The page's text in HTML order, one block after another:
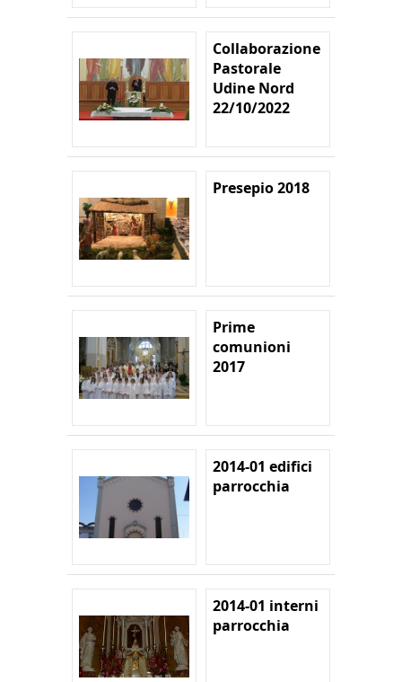
Collaborazione
Pastorale
Udine Nord
22/10/2022
Presepio 2018
Prime
comunioni
2017
2014-01 edifici
parrocchia
2014-01 interni
parrocchia